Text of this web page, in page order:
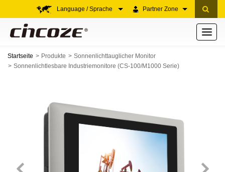
Partner Zone
Language / Sprache
Toggle
Startseite Produkte
Sonnenlichttauglicher Monitor
Sonnenlichtlesbare Industriemonitore (CS-100/M1000 Serie)